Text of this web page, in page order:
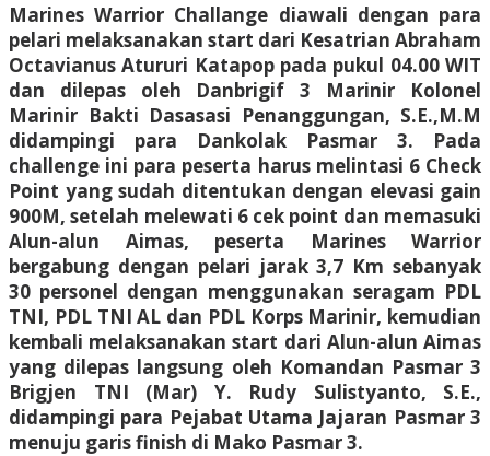
Marines Warrior Challange diawali dengan para
pelari melaksanakan start dari Kesatrian Abraham
Octavianus Atururi Katapop pada pukul 04.00 WIT
dan dilepas oleh Danbrigif 3 Marinir Kolonel
Marinir Bakti Dasasasi Penanggungan, S.E.,M.M
didampingi para Dankolak Pasmar 3. Pada
challenge ini para peserta harus melintasi 6 Check
Point yang sudah ditentukan dengan elevasi gain
900M, setelah melewati 6 cek point dan memasuki
Alun-alun Aimas, peserta Marines Warrior
bergabung dengan pelari jarak 3,7 Km sebanyak
30 personel dengan menggunakan seragam PDL
TNI, PDL TNI AL dan PDL Korps Marinir, kemudian
kembali melaksanakan start dari Alun-alun Aimas
yang dilepas langsung oleh Komandan Pasmar 3
Brigjen TNI (Mar) Y. Rudy Sulistyanto, S.E.,
didampingi para Pejabat Utama Jajaran Pasmar 3
menuju garis finish di Mako Pasmar 3.